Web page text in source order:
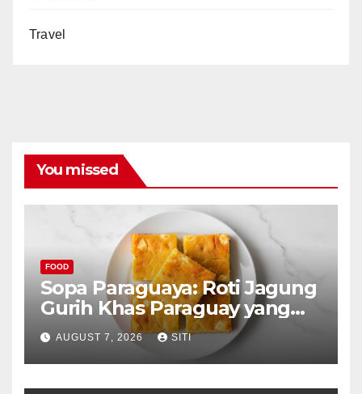
Travel
You missed
FOOD
Sopa Paraguaya: Roti Jagung
Gurih Khas Paraguay yang
Unik
AUGUST 7, 2026 SITI